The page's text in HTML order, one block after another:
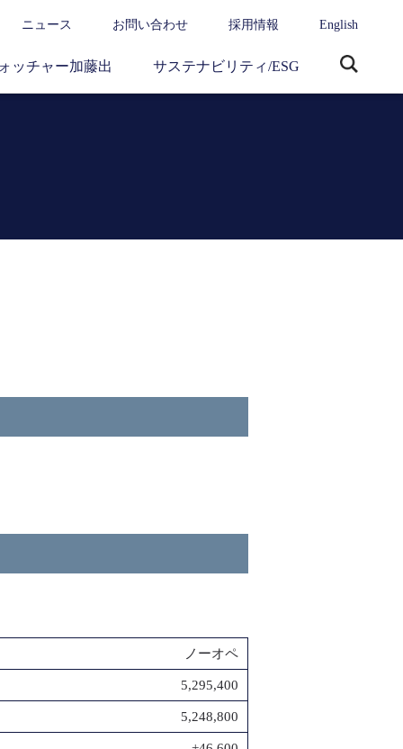
ニュース お問い合わせ 採用情報 English
ッチャー加藤出 サステナビリティ/ESG
ノーオペ
5,295,400
5,248,800